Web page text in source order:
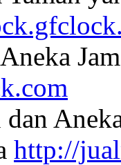
http://